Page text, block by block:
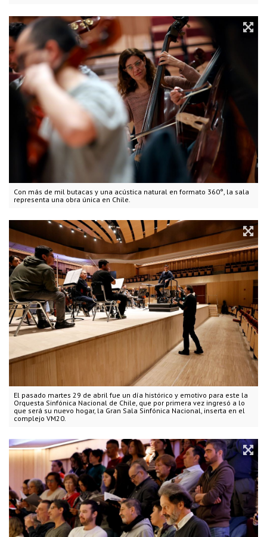
Con más de mil butacas y una acústica natural en formato 360°, la sala
representa una obra única en Chile.
El pasado martes 29 de abril fue un día histórico y emotivo para este la
Orquesta Sinfónica Nacional de Chile, que por primera vez ingresó a lo
que será su nuevo hogar, la Gran Sala Sinfónica Nacional, inserta en el
complejo VM20.